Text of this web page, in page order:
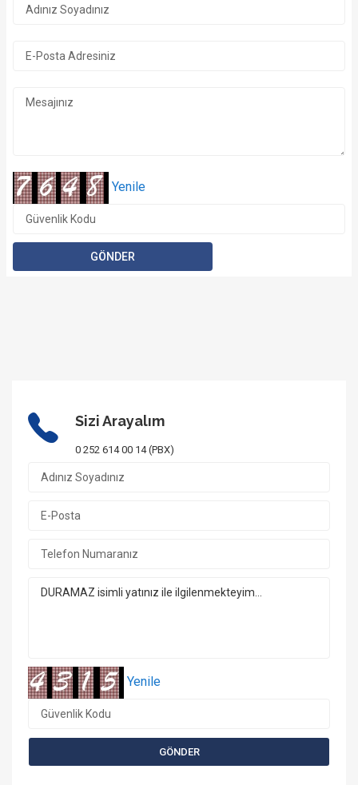
Yenile
Sizi Arayalım
0 252 614 00 14 (PBX)
Yenile